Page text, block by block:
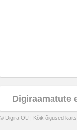
Digiraamatute
© Digira OÜ | Kõik õigused